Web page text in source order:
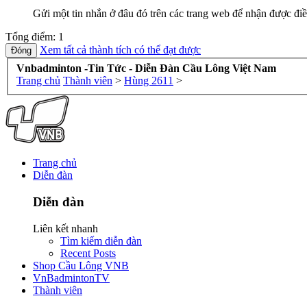
Gửi một tin nhắn ở đâu đó trên các trang web để nhận được
Tổng điểm: 1
Xem tất cả thành tích có thể đạt được
Vnbadminton -Tin Tức - Diễn Đàn Cầu Lông Việt Nam
Trang chủ Thành viên > Hùng 2611 >
Trang chủ
Diễn đàn
Diễn đàn
Liên kết nhanh
Tìm kiếm diễn đàn
Recent Posts
Shop Cầu Lông VNB
VnBadmintonTV
Thành viên